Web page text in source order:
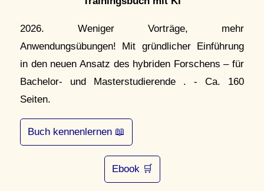
2026. Weniger Vorträge, mehr
Anwendungsübungen! Mit gründlicher Einführung
in den neuen Ansatz des hybriden Forschens – für
Bachelor- und Masterstudierende . - Ca. 160
Seiten.
Buch kennenlernen 📖
Ebook 🛒